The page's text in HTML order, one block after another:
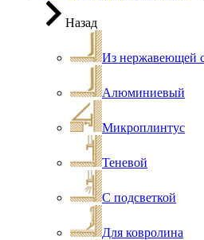
Назад
Из нержавеющей
Алюминиевый
Микроплинтус
Теневой
С подсветкой
Для ковролина